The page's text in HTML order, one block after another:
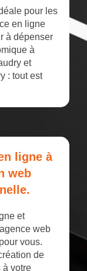
pour les
en ligne
à dépenser
à
et
: tout est
ligne à
web
et
web
vous.
de
à votre